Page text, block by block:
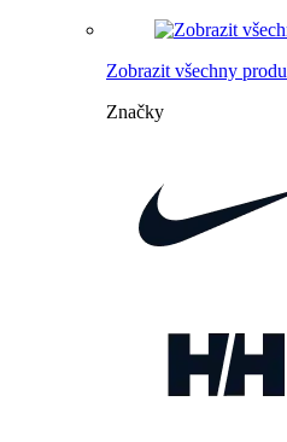
Zobrazit všechny
Značky